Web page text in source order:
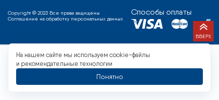
Copyright © 2023 Все права защищены
Соглашение на обработку персональных данных
Способы оплаты
ВВЕРХ
На нашем сайте мы используем cookie-файлы
и рекомендательные технологии
Понятно